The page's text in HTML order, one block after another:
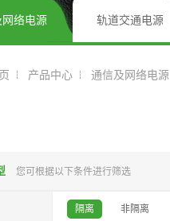
络电源 轨道交通电源
产品中心 通信及网络电源
您可根据以下条件进行筛选
隔离 非隔离